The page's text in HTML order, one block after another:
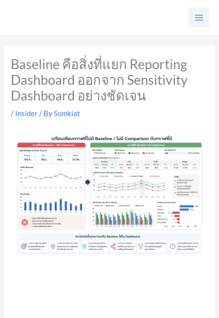
Baseline คือสิ่งที่แยก Reporting
Dashboard ออกจาก Sensitivity
Dashboard อย่างชัดเจน
/ Insider / BySomkiat